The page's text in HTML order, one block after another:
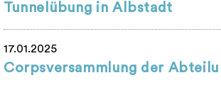
Tunnelübung in Albstadt
17.01.2025
Corpsversammlung der